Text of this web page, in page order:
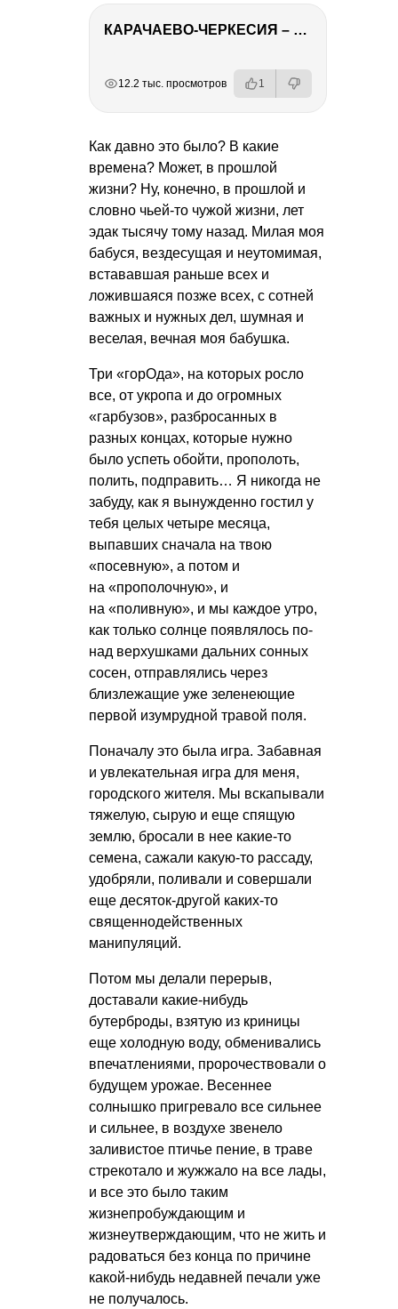
КАРАЧАЕВО-ЧЕРКЕСИЯ – ПУТЕШЕСТВИЕ НА КАВКАЗ часть 2
12.2 тыс. просмотров 1
Как давно это было? В какие
времена? Может, в прошлой
жизни? Ну, конечно, в прошлой и
словно чьей-то чужой жизни, лет
эдак тысячу тому назад. Милая моя
бабуся, вездесущая и неутомимая,
встававшая раньше всех и
ложившаяся позже всех, с сотней
важных и нужных дел, шумная и
веселая, вечная моя бабушка.
Три «горОда», на которых росло
все, от укропа и до огромных
«гарбузов», разбросанных в
разных концах, которые нужно
было успеть обойти, прополоть,
полить, подправить… Я никогда не
забуду, как я вынужденно гостил у
тебя целых четыре месяца,
выпавших сначала на твою
«посевную», а потом и
на «прополочную», и
на «поливную», и мы каждое утро,
как только солнце появлялось по-
над верхушками дальних сонных
сосен, отправлялись через
близлежащие уже зеленеющие
первой изумрудной травой поля.
Поначалу это была игра. Забавная
и увлекательная игра для меня,
городского жителя. Мы вскапывали
тяжелую, сырую и еще спящую
землю, бросали в нее какие-то
семена, сажали какую-то рассаду,
удобряли, поливали и совершали
еще десяток-другой каких-то
священнодейственных
манипуляций.
Потом мы делали перерыв,
доставали какие-нибудь
бутерброды, взятую из криницы
еще холодную воду, обменивались
впечатлениями, пророчествовали о
будущем урожае. Весеннее
солнышко пригревало все сильнее
и сильнее, в воздухе звенело
заливистое птичье пение, в траве
стрекотало и жужжало на все лады,
и все это было таким
жизнепробуждающим и
жизнеутверждающим, что не жить и
радоваться без конца по причине
какой-нибудь недавней печали уже
не получалось.